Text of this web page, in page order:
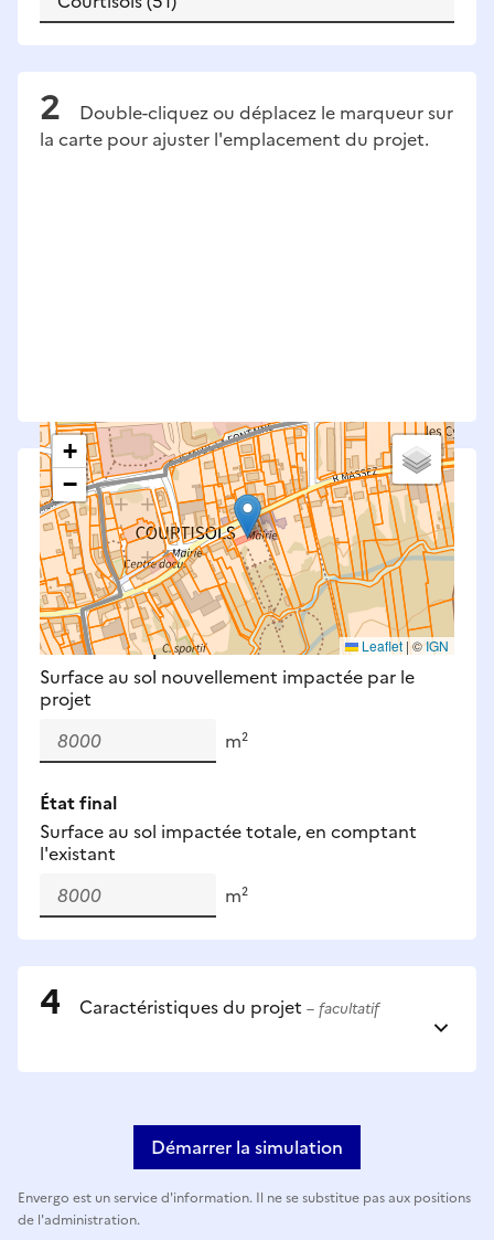
Double-cliquez ou déplacez le marqueur sur
la carte pour ajuster l'emplacement du projet.
+
−
Leaflet |©IGN
Saisissez les surfaces aménagées par le projet
Surfaces à prendre en compte : bâti, voirie,
espaces verts, remblais et bassins — impacts
définitifs et temporaires (travaux).
Nouveaux impacts
Surface au sol nouvellement impactée par le
projet
m²
État final
Surface au sol impactée totale, en comptant
l'existant
m²
Caractéristiques du projet – facultatif
Démarrer la simulation
Envergo est un service d'information. Il ne se substitue pas aux positions
de l'administration.